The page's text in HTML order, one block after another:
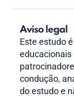
Aviso legal
Este estudo
educacionais
condução,
do estudo e